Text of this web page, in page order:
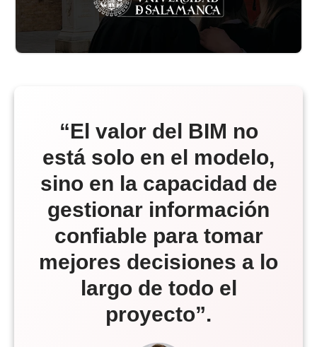
“El valor del BIM no
está solo en el modelo,
sino en la capacidad de
gestionar información
confiable para tomar
mejores decisiones a lo
largo de todo el
proyecto”.